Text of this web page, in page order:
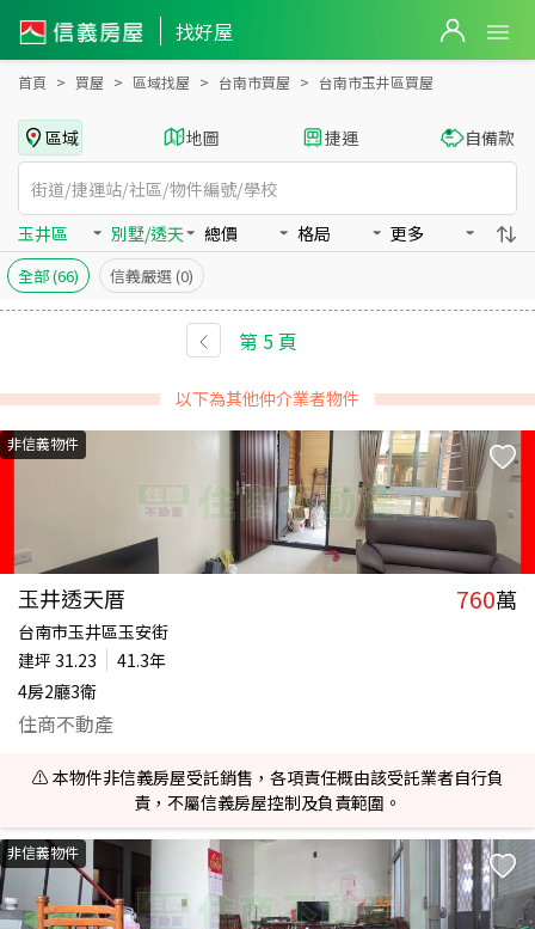
找好屋
台南市玉井區買房：別墅/透天房屋物件出售、房價分析
首頁 買屋 區域找屋 台南市買屋 台南市玉井區買屋
區域 地圖 捷運 自備款
玉井區 別墅/透天 總價 格局 更多
全部(66) 信義嚴選 (0)
第 5頁
以下為其他仲介業者物件
非信義物件
玉井透天厝 760萬
台南市玉井區玉安街
建坪 31.23
41.3年
4房2廳3衛
住商不動產
⚠️ 本物件非信義房屋受託銷售，各項責任概由該受託業者自行負
責，不屬信義房屋控制及負責範圍。
非信義物件